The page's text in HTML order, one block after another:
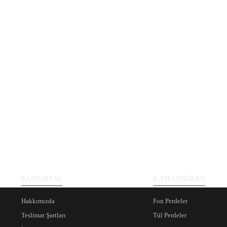
Hakkımızda
Teslimat Şartları
Fon Perdeler
Tül Perdeler